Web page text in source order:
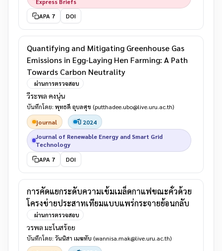
APA 7
DOI
Quantifying and Mitigating Greenhouse Gas
Emissions in Egg-Laying Hen Farming: A Path
Towards Carbon Neutrality
ผ่านการตรวจสอบ
วีระพล คงนุ่น
บันทึกโดย: พุทธดี อุบลศุข (putthadee.ubo@live.uru.ac.th)
journal
ปี 2024
Journal of Renewable Energy and Smart Grid
Technology
APA 7
DOI
การคัดแยกระดับความเข้มเมล็ดกาแฟขณะคั่วด้วย
โครงข่ายประสาทเทียมแบบแพร่กระจายย้อนกลับ
ผ่านการตรวจสอบ
วรพล มะโนสร้อย
บันทึกโดย: วันนิสา เมฆทับ (wannisa.mak@live.uru.ac.th)